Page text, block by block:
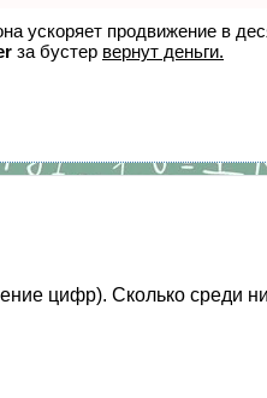
ускоряет продвижение в
за бустер вернут деньги.
цифр). Сколько среди